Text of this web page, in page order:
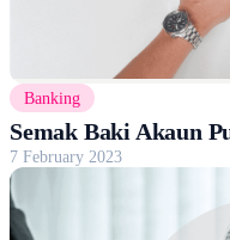
Banking
Semak Baki Akaun
7 February 2023